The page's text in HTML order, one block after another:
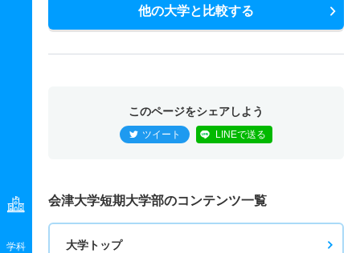
学科
他の大学と比較する
このページをシェアしよう
ツイート LINEで送る
会津大学短期大学部のコンテンツ一覧
大学トップ